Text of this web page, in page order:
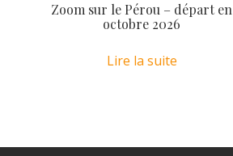
Zoom sur le Pérou – départ en
octobre 2026
Lire la suite